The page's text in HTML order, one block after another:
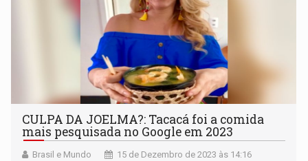
CULPA DA JOELMA?: Tacacá foi a comida
mais pesquisada no Google em 2023
Brasil e Mundo 15 de Dezembro de 2023 às 14:16